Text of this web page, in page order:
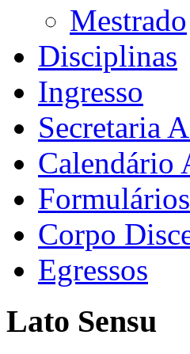
Mestrado
Disciplinas
Ingresso
Secretaria
Calendário
Formulários
Corpo
Egressos
Lato Sensu